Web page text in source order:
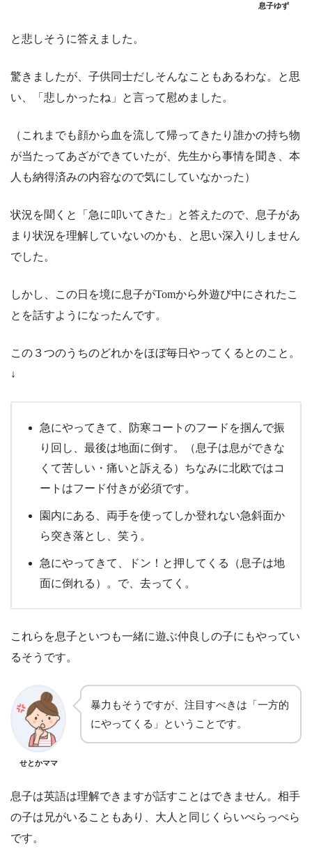
息子ゆず
と悲しそうに答えました。
驚きましたが、子供同士だしそんなこともあるわな。と思
い、「悲しかったね」と言って慰めました。
（これまでも顔から血を流して帰ってきたり誰かの持ち物
が当たってあざができていたが、先生から事情を聞き、本
人も納得済みの内容なので気にしていなかった）
状況を聞くと「急に叩いてきた」と答えたので、息子があ
まり状況を理解していないのかも、と思い深入りしません
でした。
しかし、この日を境に息子がTomから外遊び中にされたこ
とを話すようになったんです。
この３つのうちのどれかをほぼ毎日やってくるとのこと。
↓
急にやってきて、防寒コートのフードを掴んで振
り回し、最後は地面に倒す。（息子は息ができな
くて苦しい・痛いと訴える）ちなみに北欧ではコ
ートはフード付きが必須です。
園内にある、両手を使ってしか登れない急斜面か
ら突き落とし、笑う。
急にやってきて、ドン！と押してくる（息子は地
面に倒れる）。で、去ってく。
これらを息子といつも一緒に遊ぶ仲良しの子にもやってい
るそうです。
せとかママ
暴力もそうですが、注目すべきは「一方的
にやってくる」ということです。
息子は英語は理解できますが話すことはできません。相手
の子は兄がいることもあり、大人と同じくらいぺらっぺら
です。